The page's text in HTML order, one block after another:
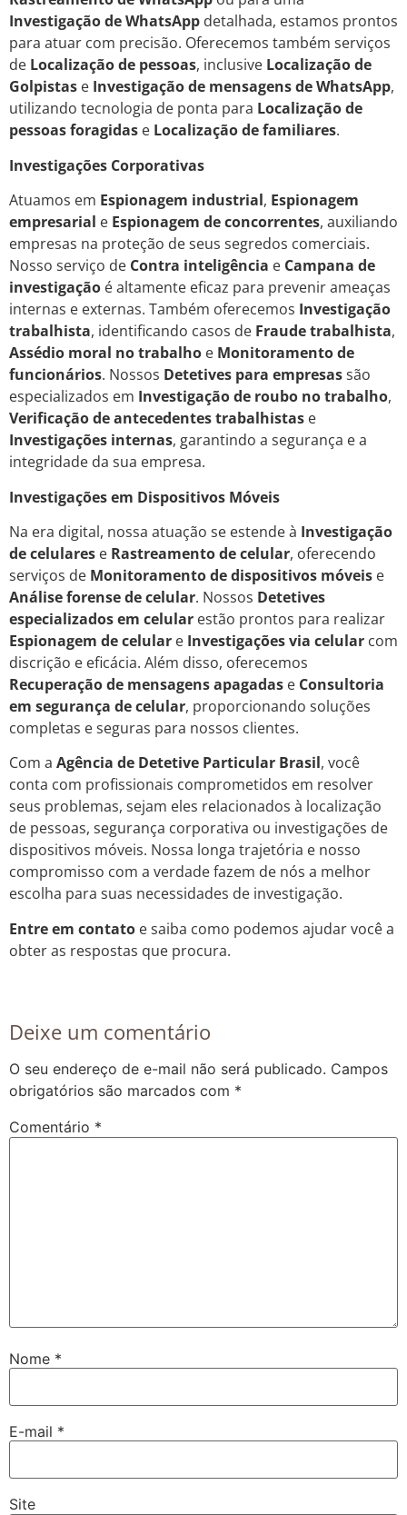
Investigação de WhatsApp detalhada, estamos prontos
para atuar com precisão. Oferecemos também serviços
de Localização de pessoas, inclusive Localização de
Golpistas e Investigação de mensagens de WhatsApp,
utilizando tecnologia de ponta para Localização de
pessoas foragidas e Localização de familiares.
Investigações Corporativas
Atuamos em Espionagem industrial, Espionagem
empresarial e Espionagem de concorrentes, auxiliando
empresas na proteção de seus segredos comerciais.
Nosso serviço de Contra inteligência e Campana de
investigação é altamente eficaz para prevenir ameaças
internas e externas. Também oferecemos Investigação
trabalhista, identificando casos de Fraude trabalhista,
Assédio moral no trabalho e Monitoramento de
funcionários. Nossos Detetives para empresassão
especializados em Investigação de roubo no trabalho,
Verificação de antecedentes trabalhistas e
Investigações internas, garantindo a segurança e a
integridade da sua empresa.
Investigações em Dispositivos Móveis
Na era digital, nossa atuação se estende à Investigação
de celulares e Rastreamento de celular, oferecendo
serviços de Monitoramento de dispositivos móveis e
Análise forense de celular. Nossos Detetives
especializados em celular estão prontos para realizar
Espionagem de celular e Investigações via celular com
discrição e eficácia. Além disso, oferecemos
Recuperação de mensagens apagadas e Consultoria
em segurança de celular, proporcionando soluções
completas e seguras para nossos clientes.
Com a Agência de Detetive Particular Brasil, você
conta com profissionais comprometidos em resolver
seus problemas, sejam eles relacionados à localização
de pessoas, segurança corporativa ou investigações de
dispositivos móveis. Nossa longa trajetória e nosso
compromisso com a verdade fazem de nós a melhor
escolha para suas necessidades de investigação.
Entre em contato e saiba como podemos ajudar você a
obter as respostas que procura.
Deixe um comentário
O seu endereço de e-mail não será publicado. Campos
obrigatórios são marcados com *
Comentário *
Nome *
E-mail *
Site